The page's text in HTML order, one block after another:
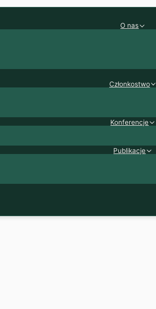
O nas
Członkostwo
Konferencje
Publikacje